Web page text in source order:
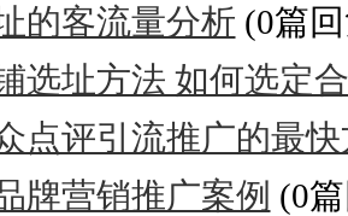
的客流量分析 (0篇
选址方法 如何选定
点评引流推广的最
牌营销推广案例 (0